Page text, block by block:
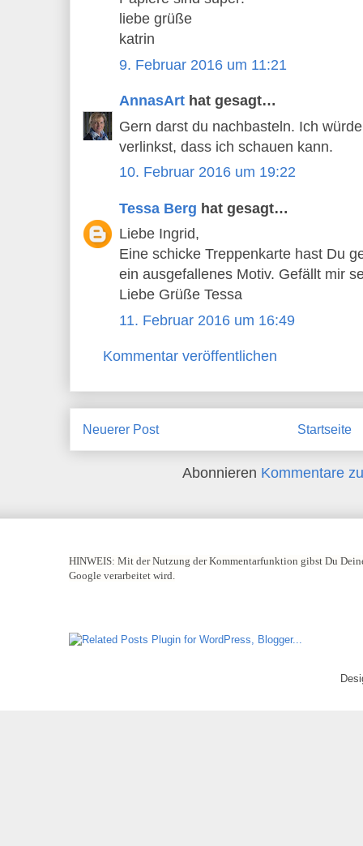
liebe grüße
katrin
9. Februar 2016 um 11:21
AnnasArt hat gesagt…
Gern darst du nachbasteln. Ich
verlinkst, dass ich schauen kann.
10. Februar 2016 um 19:22
Tessa Berg hat gesagt…
Liebe Ingrid,
Eine schicke Treppenkarte hast Du
ein ausgefallenes Motiv. Gefällt mir
Liebe Grüße Tessa
11. Februar 2016 um 16:49
Kommentar veröffentlichen
Neuerer Post Startseite
Abonnieren Kommentare
HINWEIS: Mit der Nutzung der Kommentarfunktion gibst Du
Google verarbeitet wird.